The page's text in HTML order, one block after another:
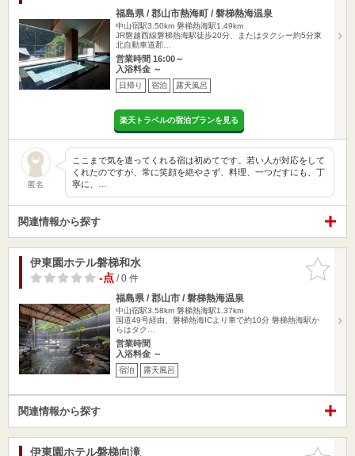
福島県 / 郡山市熱海町 / 磐梯熱海温泉
中山宿駅3.50km 磐梯熱海駅1.49km
JR磐越西線磐梯熱海駅徒歩20分、またはタクシー約5分東
北自動車道郡…
営業時間 16:00～
入浴料金 ～
日帰り 宿泊 露天風呂
楽天トラベルの宿泊プランを見る
匿名
ここまで気を遣ってくれる宿は初めてです。若い人が対応をして
くれたのですが、常に笑顔を絶やさず、料理、一つだすにも、丁
寧に、…
関連情報から探す
お気に入
りに追加
伊東園ホテル磐梯和水
-点/ 0 件
福島県 / 郡山市 / 磐梯熱海温泉
中山宿駅3.58km 磐梯熱海駅1.37km
国道49号経由、磐梯熱海ICより車で約10分 磐梯熱海駅か
らはタク…
営業時間
入浴料金 ～
宿泊 露天風呂
関連情報から探す
お気に入
伊東園ホテル磐梯向滝